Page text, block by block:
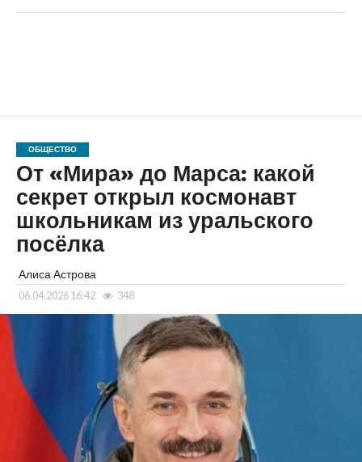
ОБЩЕСТВО
От «Мира» до Марса: какой
секрет открыл космонавт
школьникам из уральского
посёлка
Алиса Астрова
06.04.2026 16:42 348